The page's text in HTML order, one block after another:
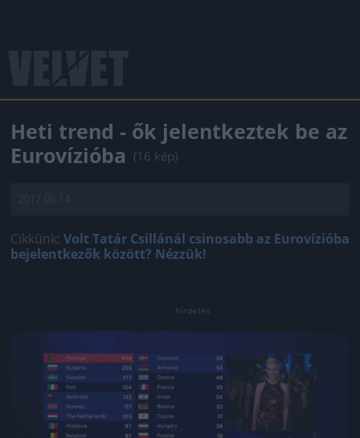
Heti trend - ők jelentkeztek be az
Eurovízióba (16 kép)
Cikkünk: Volt Tatár Csillánál csinosabb az Eurovízióba
bejelentkezők között? Nézzük!
Jön még kép!